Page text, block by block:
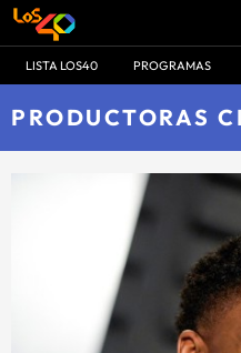
LISTA LOS40 PROGRAMAS
PRODUCTORAS